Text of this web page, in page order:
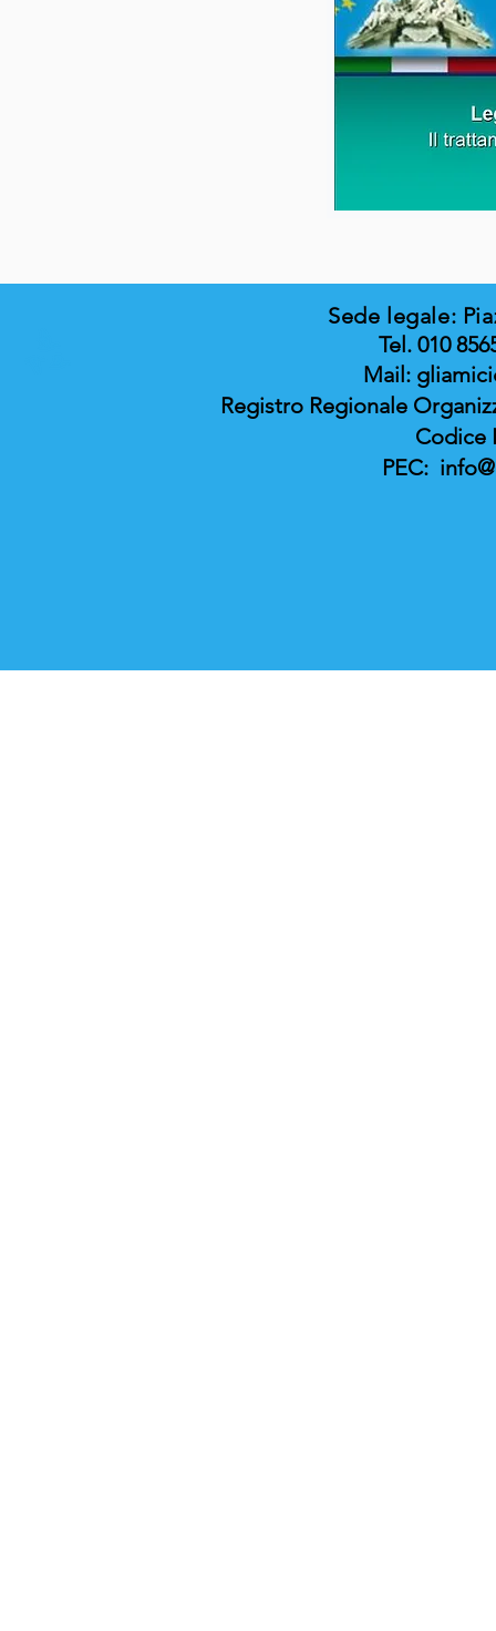
Sede legale:
Tel. 010
Mail:
Registro Regionale
Codice
PEC: